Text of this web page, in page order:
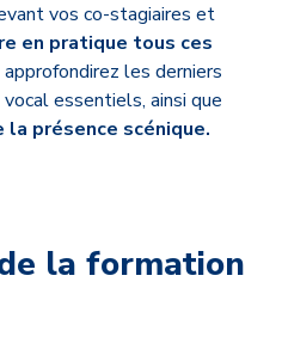
vos co-stagiaires et
en pratique tous ces
approfondirez les derniers
essentiels, ainsi que
présence scénique.
la formation